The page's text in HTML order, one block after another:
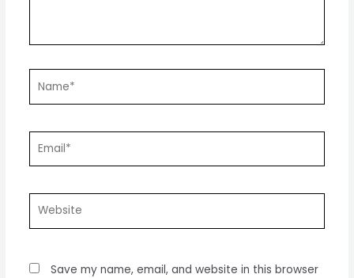
Save my name, email, and website in this browser